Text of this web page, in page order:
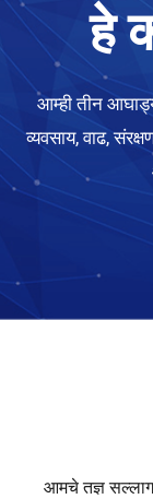
हे
आम्ही तीन
व्यवसाय, वाढ,
आमचे तज्ञ